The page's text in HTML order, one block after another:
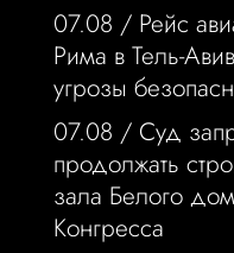
07.08 / Рейс
Рима в Тель-
угрозы
07.08 / Суд
продолжать
зала Белого
Конгресса